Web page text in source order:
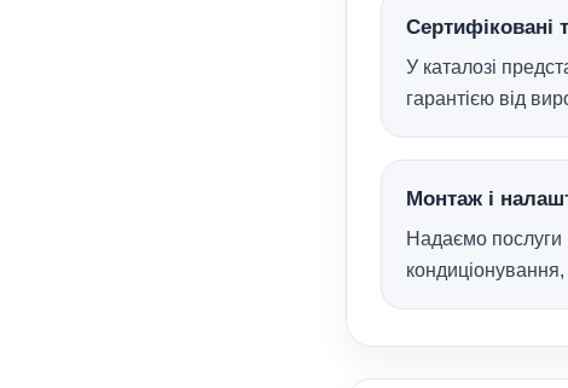
Сертифіковані
У каталозі
гарантією від
Монтаж і
Надаємо послуги